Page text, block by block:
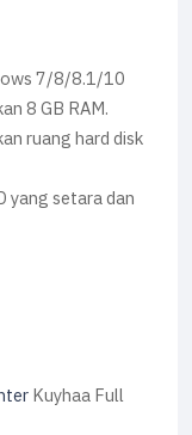
7/8/8.1/10
8 GB RAM.
ruang hard disk
yang setara dan
Kuyhaa Full